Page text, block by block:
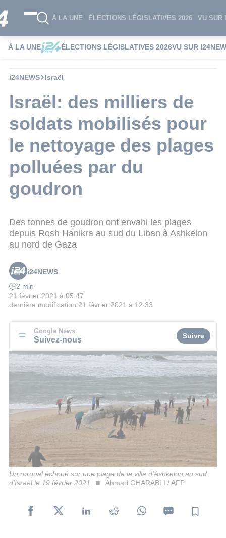
À LA UNE ÉLECTIONS LÉGISLATIVES 2026 VU SUR
À LA UNE ÉLECTIONS LÉGISLATIVES 2026VU SUR
i24NEWS Israël
Israël: des milliers de
soldats mobilisés pour
le nettoyage des plages
polluées par du
goudron
Des tonnes de goudron ont envahi les plages
depuis Rosh Hanikra au sud du Liban à Ashkelon
au nord de Gaza
i24NEWS
2 min
21 février 2021 à 05:47
dernière modification 21 février 2021 à 12:33
Google News
Suivez-nous Suivre
Un rorqual échoué sur une plage de la ville d'Ashkelon au sud
d'Israël le 19 février 2021
Ahmad GHARABLI / AFP